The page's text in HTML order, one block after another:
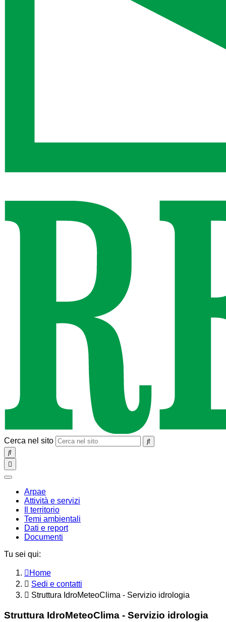
Cerca nel sito
SEARCH
Toggle
navigation
chiudi
Arpae
Attività e servizi
Il territorio
Temi ambientali
Dati e report
Documenti
Tu sei qui:
Home
Sedi e contatti
Struttura IdroMeteoClima - Servizio idrologia
Struttura IdroMeteoClima - Servizio idrologia